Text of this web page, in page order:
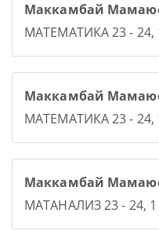
Маккамбай
МАТЕМАТИКА 23 - 24,
Маккамбай
МАТЕМАТИКА 23 - 24,
Маккамбай
МАТАНАЛИЗ 23 - 24, 1